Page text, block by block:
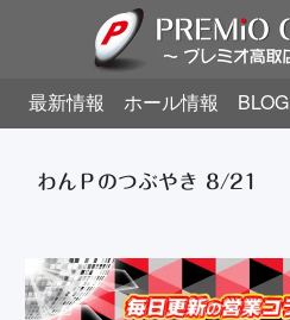
最新情報 ホール情報 BLOG
わんＰのつぶやき 8/21